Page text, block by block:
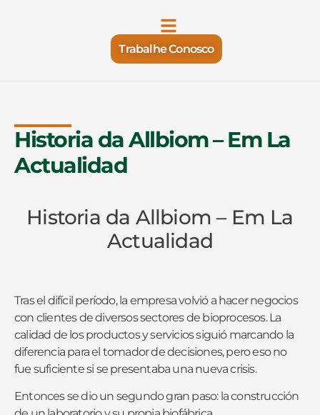
Trabalhe Conosco
Historia da Allbiom – Em La
Actualidad
Historia da Allbiom – Em La
Actualidad
Tras el difícil período, la empresa volvió a hacer negocios
con clientes de diversos sectores de bioprocesos. La
calidad de los productos y servicios siguió marcando la
diferencia para el tomador de decisiones, pero eso no
fue suficiente si se presentaba una nueva crisis.
Entonces se dio un segundo gran paso: la construcción